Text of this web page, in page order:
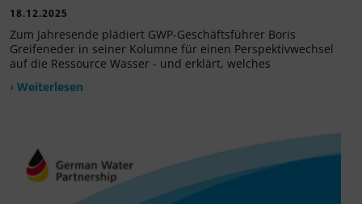
18.12.2025
Zum Jahresende plädiert GWP-Geschäftsführer Boris
Greifeneder in seiner Kolumne für einen Perspektivwechsel
auf die Ressource Wasser - und erklärt, welches
› Weiterlesen